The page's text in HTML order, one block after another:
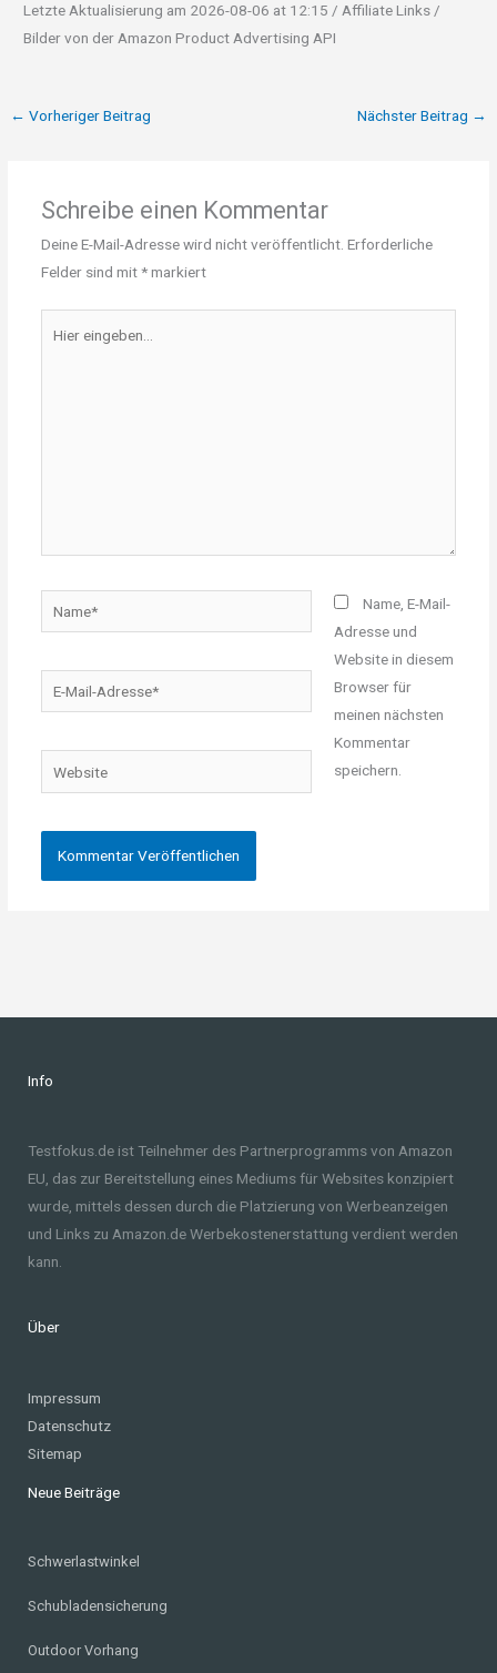
Letzte Aktualisierung am 2026-08-06 at 12:15 / Affiliate Links /
Bilder von der Amazon Product Advertising API
← Vorheriger Beitrag Nächster Beitrag →
Schreibe einen Kommentar
Deine E-Mail-Adresse wird nicht veröffentlicht. Erforderliche
Felder sind mit*markiert
eingeben…
Mail-
Website
Name, E-Mail-
Adresse und
Website in diesem
Browser für
meinen nächsten
Kommentar
speichern.
Info
Testfokus.de ist Teilnehmer des Partnerprogramms von Amazon
EU, das zur Bereitstellung eines Mediums für Websites konzipiert
wurde, mittels dessen durch die Platzierung von Werbeanzeigen
und Links zu Amazon.de Werbekostenerstattung verdient werden
kann.
Über
Impressum
Datenschutz
Sitemap
Neue Beiträge
Schwerlastwinkel
Schubladensicherung
Outdoor Vorhang